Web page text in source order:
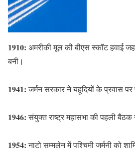
1910: अमरीकी मूल की बीएस स्कॉट हवाई
बनी।
1941:जर्मन सरकार ने यहूदियों के प्रवास पर
1946:संयुक्त राष्ट्र महासभा की पहली बैठक
1954:नाटो सम्मलेन में पश्चिमी जर्मनी को